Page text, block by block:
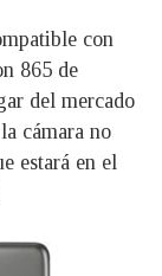
con
865 de
del mercado
cámara no
estará en el